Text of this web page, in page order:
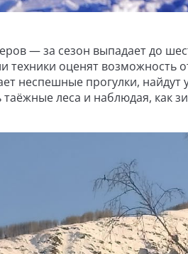
— за сезон выпадает до
техники оценят возможность
неспешные прогулки, найдут
леса и наблюдая, как